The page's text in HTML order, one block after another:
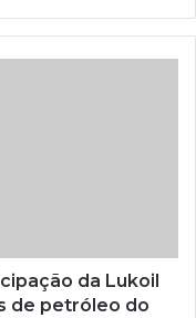
da Lukoil
de petróleo do